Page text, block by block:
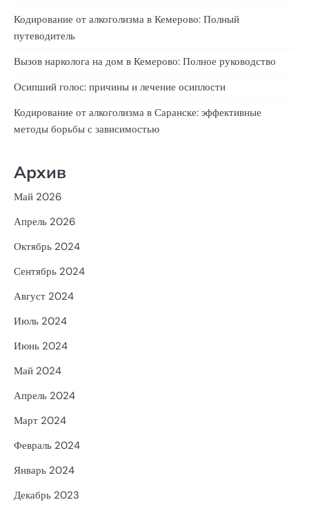
Кодирование от алкоголизма в Кемерово: Полный
путеводитель
Вызов нарколога на дом в Кемерово: Полное руководство
Осипший голос: причины и лечение осиплости
Кодирование от алкоголизма в Саранске: эффективные
методы борьбы с зависимостью
Архив
Май 2026
Апрель 2026
Октябрь 2024
Сентябрь 2024
Август 2024
Июль 2024
Июнь 2024
Май 2024
Апрель 2024
Март 2024
Февраль 2024
Январь 2024
Декабрь 2023